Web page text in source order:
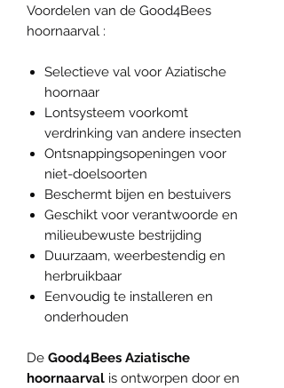
Voordelen van de Good4Bees
hoornaarval :
Selectieve val voor Aziatische
hoornaar
Lontsysteem voorkomt
verdrinking van andere insecten
Ontsnappingsopeningen voor
niet-doelsoorten
Beschermt bijen en bestuivers
Geschikt voor verantwoorde en
milieubewuste bestrijding
Duurzaam, weerbestendig en
herbruikbaar
Eenvoudig te installeren en
onderhouden
De Good4Bees Aziatische
hoornaarval is ontworpen door en